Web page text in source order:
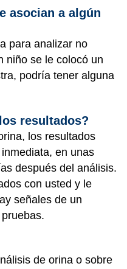
asocian a algún
para analizar no
niño se le colocó un
podría tener alguna
resultados?
los resultados
en unas
después del análisis.
con usted y le
señales de un
de orina o sobre